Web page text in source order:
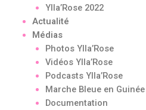
Ylla’Rose 2022
Actualité
Médias
Photos Ylla’Rose
Vidéos Ylla’Rose
Podcasts Ylla’Rose
Marche Bleue en
Documentation